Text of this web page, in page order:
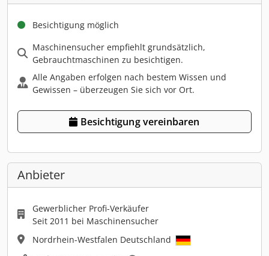
Besichtigung möglich
Maschinensucher empfiehlt grundsätzlich,
Gebrauchtmaschinen zu besichtigen.
Alle Angaben erfolgen nach bestem Wissen und
Gewissen – überzeugen Sie sich vor Ort.
Besichtigung vereinbaren
Anbieter
Gewerblicher Profi-Verkäufer
Seit 2011 bei Maschinensucher
Nordrhein-Westfalen Deutschland